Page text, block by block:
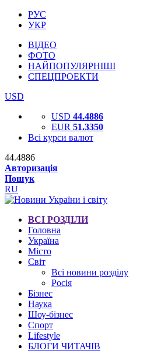
РУС
УКР
ВІДЕО
ФОТО
НАЙПОПУЛЯРНІШІ
СПЕЦПРОЕКТИ
USD
USD 44.4886
EUR 51.3350
Всі курси валют
44.4886
Авторизація
Пошук
RU
ВСІ РОЗДІЛИ
Головна
Україна
Місто
Світ
Всі новини розділу
Росія
Бізнес
Наука
Шоу-бізнес
Спорт
Lifestyle
БЛОГИ ЧИТАЧІВ